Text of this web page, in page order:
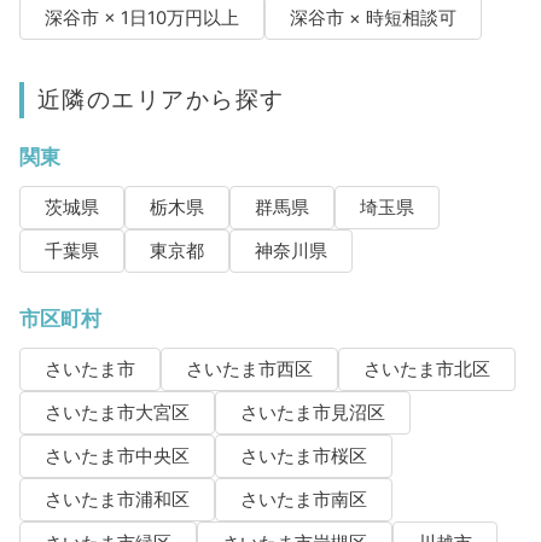
深谷市 × 1日10万円以上
深谷市 × 時短相談可
近隣のエリアから探す
関東
茨城県 栃木県 群馬県
埼玉県
千葉県
東京都 神奈川県
市区町村
さいたま市 さいたま市西区
さいたま市北区
さいたま市大宮区
さいたま市見沼区
さいたま市中央区
さいたま市桜区
さいたま市浦和区
さいたま市南区